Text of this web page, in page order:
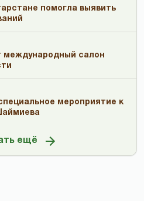
помогла выявить
международный салон
мероприятие к
ещё